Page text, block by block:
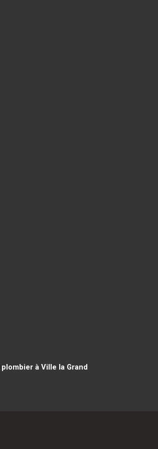
plombier à Ville la Grand